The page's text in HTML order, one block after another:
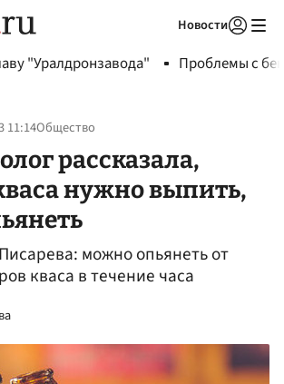
Новости
"Уралдронзавода" Проблемы с
11:14Общество
рассказала,
нужно выпить,
можно опьянеть от
кваса в течение часа